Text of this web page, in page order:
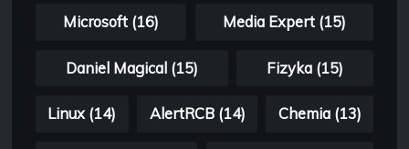
Microsoft (16) Media Expert (15)
Daniel Magical (15) Fizyka (15)
Linux (14) AlertRCB (14) Chemia (13)